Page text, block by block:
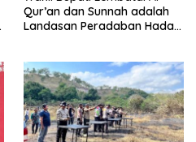
Qur’an dan Sunnah adalah
Landasan Peradaban Hadapi